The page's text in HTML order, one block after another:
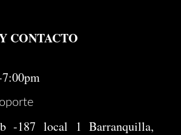
CONTACTO
-187 local 1 Barranquilla,